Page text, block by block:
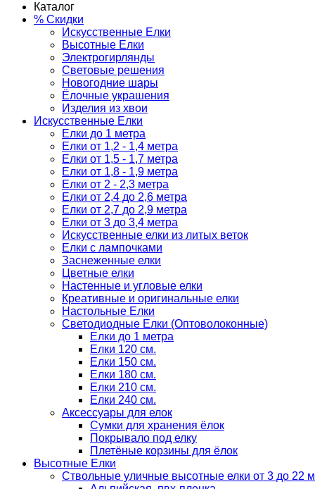
Каталог
% Скидки
Искусственные Елки
Высотные Елки
Электрогирлянды
Световые решения
Новогодние шары
Ёлочные украшения
Изделия из хвои
Искусственные Елки
Елки до 1 метра
Елки от 1,2 - 1,4 метра
Елки от 1,5 - 1,7 метра
Елки от 1,8 - 1,9 метра
Елки от 2 - 2,3 метра
Елки от 2,4 до 2,6 метра
Елки от 2,7 до 2,9 метра
Елки от 3 до 3,4 метра
Искусственные елки из литых веток
Елки с лампочками
Заснеженные елки
Цветные елки
Настенные и угловые елки
Креативные и оригинальные елки
Настольные Елки
Светодиодные Елки (Оптоволоконные)
Елки до 1 метра
Елки 120 см.
Елки 150 см.
Елки 180 см.
Елки 210 см.
Елки 240 см.
Аксессуары для елок
Сумки для хранения ёлок
Покрывало под елку
Плетёные корзины для ёлок
Высотные Елки
Ствольные уличные высотные елки от 3 до 22 м